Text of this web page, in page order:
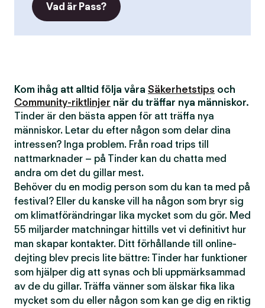
Vad är Pass?
Kom ihåg att alltid följa våra Säkerhetstips och
Community-riktlinjer när du träffar nya människor.
Tinder är den bästa appen för att träffa nya
människor. Letar du efter någon som delar dina
intressen? Inga problem. Från road trips till
nattmarknader – på Tinder kan du chatta med
andra om det du gillar mest.
Behöver du en modig person som du kan ta med på
festival? Eller du kanske vill ha någon som bryr sig
om klimatförändringar lika mycket som du gör. Med
55 miljarder matchningar hittills vet vi definitivt hur
man skapar kontakter. Ditt förhållande till online-
dejting blev precis lite bättre: Tinder har funktioner
som hjälper dig att synas och bli uppmärksammad
av de du gillar. Träffa vänner som älskar fika lika
mycket som du eller någon som kan ge dig en riktig